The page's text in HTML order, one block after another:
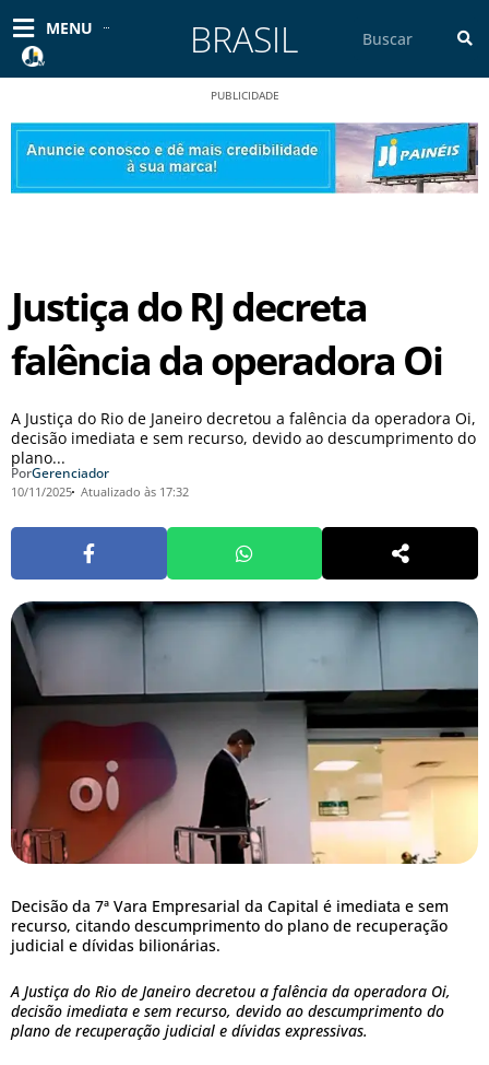
para
conteúdo
MENU BRASIL
PUBLICIDADE
Justiça do RJ decreta
falência da operadora Oi
A Justiça do Rio de Janeiro decretou a falência da operadora Oi,
decisão imediata e sem recurso, devido ao descumprimento do
plano...
PorGerenciador
10/11/2025 Atualizado às 17:32
Decisão da 7ª Vara Empresarial da Capital é imediata e sem
recurso, citando descumprimento do plano de recuperação
judicial e dívidas bilionárias.
A Justiça do Rio de Janeiro decretou a falência da operadora Oi,
decisão imediata e sem recurso, devido ao descumprimento do
plano de recuperação judicial e dívidas expressivas.